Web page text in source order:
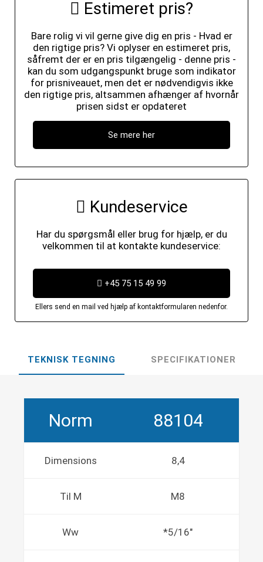
Estimeret pris?
Bare rolig vi vil gerne give dig en pris - Hvad er
den rigtige pris? Vi oplyser en estimeret pris,
såfremt der er en pris tilgængelig - denne pris -
kan du som udgangspunkt bruge som indikator
for prisniveauet, men det er nødvendigvis ikke
den rigtige pris, altsammen afhænger af hvornår
prisen sidst er opdateret
Se mere her
Kundeservice
Har du spørgsmål eller brug for hjælp, er du
velkommen til at kontakte kundeservice:
+45 75 15 49 99
Ellers send en mail ved hjælp af kontaktformularen nedenfor.
TEKNISK TEGNING SPECIFIKATIONER
Norm 88104
Dimensions 8,4
Til M M8
Ww *5/16"